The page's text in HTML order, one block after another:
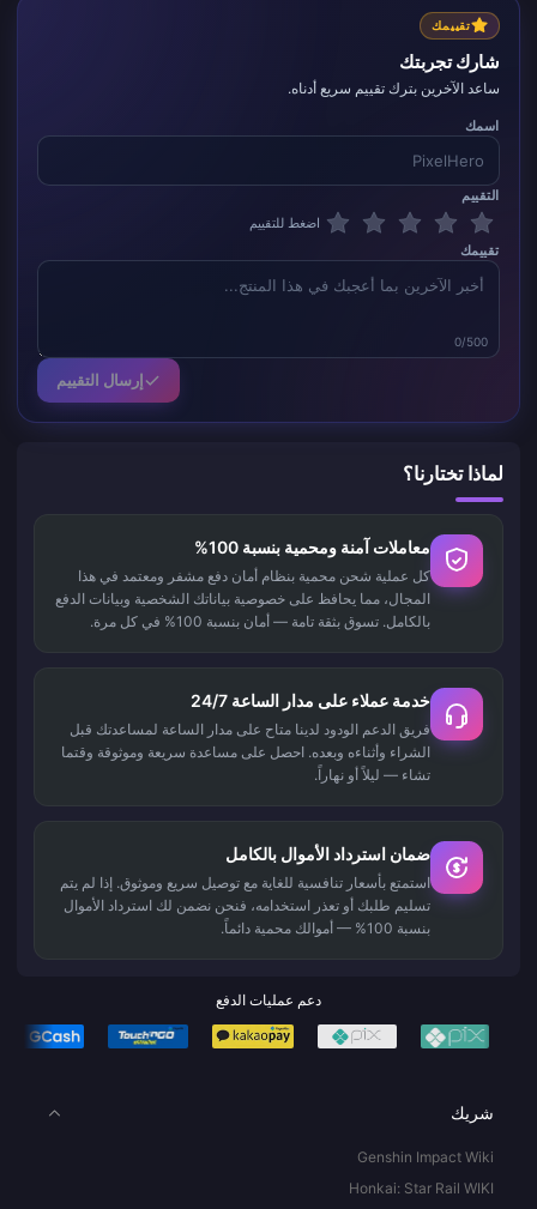
تقييمك
شارك تجربتك
ساعد الآخرين بترك تقييم سريع أدناه.
اسمك
التقييم
اضغط للتقييم
تقييمك
0/500
إرسال التقييم
لماذا تختارنا؟
معاملات آمنة ومحمية بنسبة 100%
كل عملية شحن محمية بنظام أمان دفع مشفر ومعتمد في هذا
المجال، مما يحافظ على خصوصية بياناتك الشخصية وبيانات الدفع
بالكامل. تسوق بثقة تامة — أمان بنسبة 100% في كل مرة.
خدمة عملاء على مدار الساعة 24/7
فريق الدعم الودود لدينا متاح على مدار الساعة لمساعدتك قبل
الشراء وأثناءه وبعده. احصل على مساعدة سريعة وموثوقة وقتما
تشاء — ليلاً أو نهاراً.
ضمان استرداد الأموال بالكامل
استمتع بأسعار تنافسية للغاية مع توصيل سريع وموثوق. إذا لم يتم
تسليم طلبك أو تعذر استخدامه، فنحن نضمن لك استرداد الأموال
بنسبة 100% — أموالك محمية دائماً.
دعم عمليات الدفع
شريك
Genshin Impact Wiki
Honkai: Star Rail WIKI